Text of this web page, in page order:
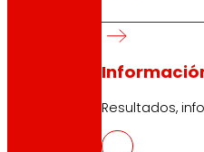
Resultados,